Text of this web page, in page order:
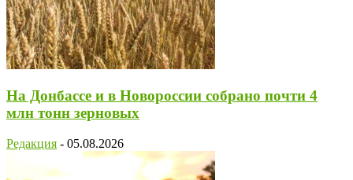
На Донбассе и в Новороссии собрано почти 4
млн тонн зерновых
Редакция - 05.08.2026